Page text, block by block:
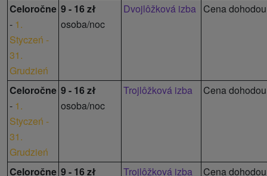
Celoročne
- 1.
Styczeń -
31.
Grudzień
9 - 16 zł
osoba/noc
Dvojlôžková izba Cena
Celoročne
- 1.
Styczeń -
31.
Grudzień
9 - 16 zł
osoba/noc
Trojlôžková izba Cena
Celoročne 9 - 16 zł
Trojlôžková izba
Cena